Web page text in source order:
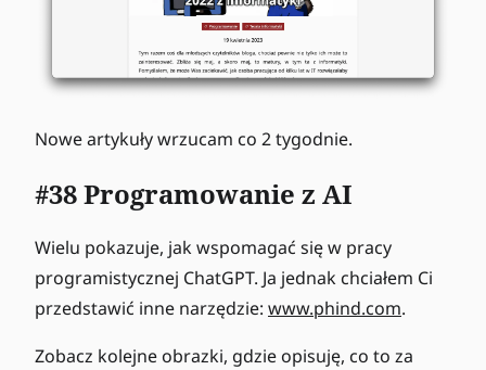
Nowe artykuły wrzucam co 2 tygodnie.
#38 Programowanie z AI
Wielu pokazuje, jak wspomagać się w pracy
programistycznej ChatGPT. Ja jednak chciałem Ci
przedstawić inne narzędzie: www.phind.com.
Zobacz kolejne obrazki, gdzie opisuję, co to za